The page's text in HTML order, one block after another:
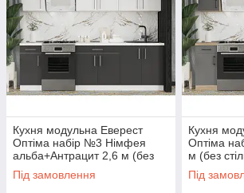
Кухня модульна Еверест
Оптіма набір №3 Німфея
альба+Антрацит 2,6 м (без
стільниці) (DTM-5702)
Під замовлення
Кухня
Оптіма
м (без
Під